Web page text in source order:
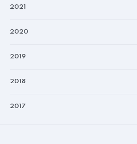
2021
2020
2019
2018
2017